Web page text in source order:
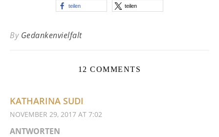
teilen teilen
By Gedankenvielfalt
12 COMMENTS
KATHARINA SUDI
NOVEMBER 29, 2017 AT 7:02
ANTWORTEN